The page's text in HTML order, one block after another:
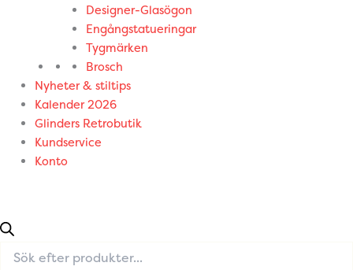
Designer-Glasögon
Engångstatueringar
Tygmärken
Brosch
Nyheter & stiltips
Kalender 2026
Glinders Retrobutik
Kundservice
Konto